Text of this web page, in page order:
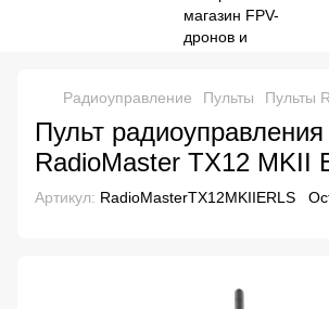
Радиоуправление Пульты Пульты
Пульт радиоуправления
RadioMaster TX12 MKII
Артикул: RadioMasterTX12MKIIERLS